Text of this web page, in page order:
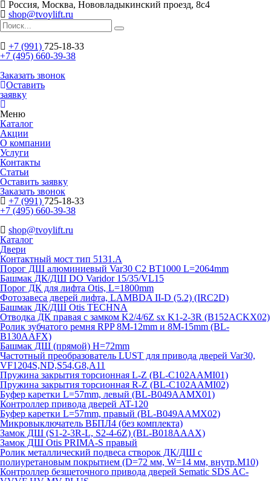
Россия, Москва, Нововладыкинский проезд, 8с4
shop@tvoylift.ru
+7 (991) 725-18-33
+7 (495) 660-39-38
Заказать звонок
Оставить
заявку
Меню
Каталог
Акции
О компании
Услуги
Контакты
Статьи
Оставить заявку
Заказать звонок
+7 (991) 725-18-33
+7 (495) 660-39-38
shop@tvoylift.ru
Каталог
Двери
Контактный мост тип 5131.A
Порог ДШ алюминиевый Var30 C2 BT1000 L=2064mm
Башмак ДК/ДШ DO Varidor 15/35/VL15
Порог ДК для лифта Otis, L=1800mm
Фотозавеса дверей лифта, LAMBDA II-D (5.2) (IRC2D)
Башмак ДК/ДШ Otis TECHNA
Отводка ДК правая с замком K2/4/6Z sx K1-2-3R (B152ACKX02)
Ролик зубчатого ремня RPP 8M-12mm и 8M-15mm (BL-
B130AAFX)
Башмак ДШ (прямой) H=72mm
Частотный преобразователь LUST для привода дверей Var30,
VF1204S,ND,S54,G8,A11
Пружина закрытия торсионная L-Z (BL-C102AAMI01)
Пружина закрытия торсионная R-Z (BL-C102AAMI02)
Буфер каретки L=57mm, левый (BL-B049AAMX01)
Контроллер привода дверей AT-120
Буфер каретки L=57mm, правый (BL-B049AAMX02)
Микровыключатель ВБПЛ4 (без комплекта)
Замок ДШ (S1-2-3R-L, S2-4-6Z) (BL-B018AAAX)
Замок ДШ Otis PRIMA-S правый
Ролик металлический подвеса створок ДК/ДШ с
полиуретановым покрытием (D=72 мм, W=14 мм, внутр.М10)
Контроллер безщеточного привода дверей Sematiс SDS AC-